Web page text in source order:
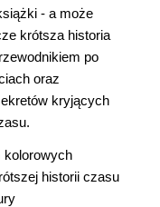
- a może
krótsza historia
po
oraz
kryjących
kolorowych
historii czasu